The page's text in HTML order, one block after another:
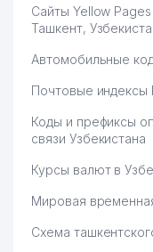
Сайты Yellow
Ташкент,
Автомобильные
Почтовые индексы
Коды и префиксы
связи Узбекистана
Курсы валют в
Мировая
Схема